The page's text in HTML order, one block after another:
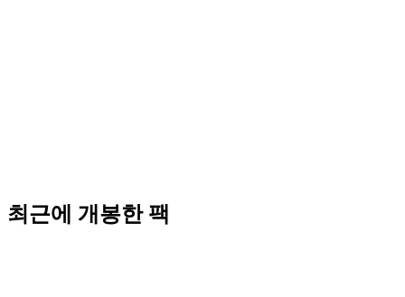
최근에 개봉한 팩